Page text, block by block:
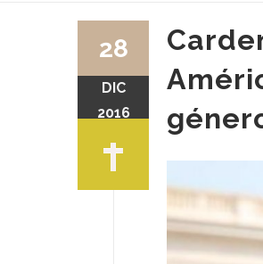
28
DIC
2016